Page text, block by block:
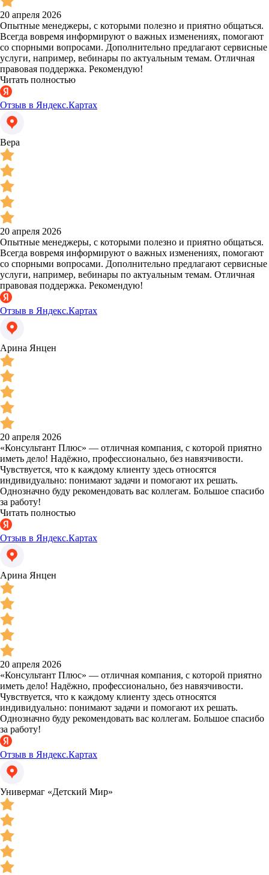
20 апреля 2026
Опытные менеджеры, с которыми полезно и приятно общаться.
Всегда вовремя информируют о важных изменениях, помогают
со спорными вопросами. Дополнительно предлагают сервисные
услуги, например, вебинары по актуальным темам. Отличная
правовая поддержка. Рекомендую!
Читать полностью
Отзыв в Яндекс.Картах
Вера
20 апреля 2026
Опытные менеджеры, с которыми полезно и приятно общаться.
Всегда вовремя информируют о важных изменениях, помогают
со спорными вопросами. Дополнительно предлагают сервисные
услуги, например, вебинары по актуальным темам. Отличная
правовая поддержка. Рекомендую!
Отзыв в Яндекс.Картах
Арина Янцен
20 апреля 2026
«Консультант Плюс» — отличная компания, с которой приятно
иметь дело! Надёжно, профессионально, без навязчивости.
Чувствуется, что к каждому клиенту здесь относятся
индивидуально: понимают задачи и помогают их решать.
Однозначно буду рекомендовать вас коллегам. Большое спасибо
за работу!
Читать полностью
Отзыв в Яндекс.Картах
Арина Янцен
20 апреля 2026
«Консультант Плюс» — отличная компания, с которой приятно
иметь дело! Надёжно, профессионально, без навязчивости.
Чувствуется, что к каждому клиенту здесь относятся
индивидуально: понимают задачи и помогают их решать.
Однозначно буду рекомендовать вас коллегам. Большое спасибо
за работу!
Отзыв в Яндекс.Картах
Универмаг «Детский Мир»